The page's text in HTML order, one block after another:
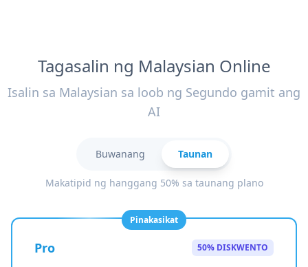
Tagasalin ng Malaysian Online
Isalin sa Malaysian sa loob ng Segundo gamit ang
AI
Buwanang Taunan
Makatipid ng hanggang 50% sa taunang plano
Pinakasikat
Pro 50% DISKWENTO